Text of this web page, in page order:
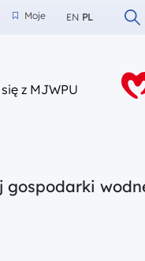
Moje
Moje EN PL
z MJWPUz nami